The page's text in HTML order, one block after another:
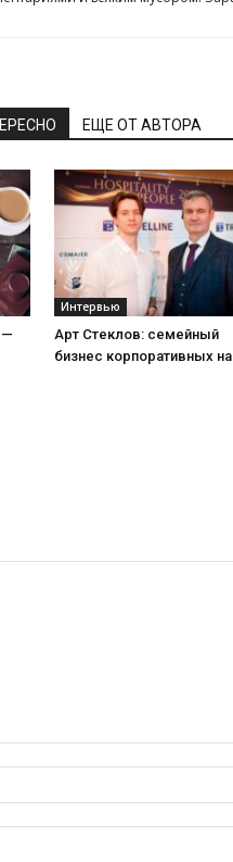
ЕЩЕ ОТ АВТОРА
—
Интервью
Арт Стеклов: семейный
бизнес корпоративных